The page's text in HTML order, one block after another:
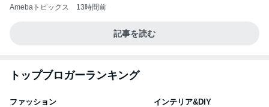
Amebaトピックス 13時間前
記事を読む
トップブロガーランキング
ファッション インテリア&DIY